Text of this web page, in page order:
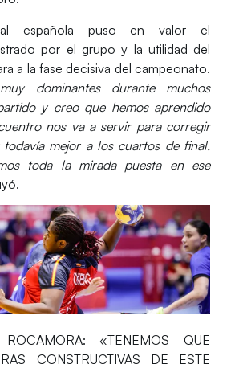
española puso en valor el
por el grupo y la utilidad del
a la fase decisiva del campeonato.
dominantes durante muchos
y creo que hemos aprendido
nos va a servir para corregir
mejor a los cuartos de final.
toda la mirada puesta en ese
ROCAMORA: «TENEMOS QUE
CONSTRUCTIVAS DE ESTE